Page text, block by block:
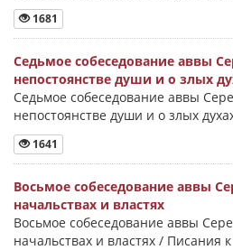
1681
Седьмое собеседование аввы
непостоянстве души и о злых
Седьмое собеседование аввы
непостоянстве души и о злых
1641
Восьмое собеседование аввы
начальствах и властях
Восьмое собеседование аввы
начальствах и властях / Писания